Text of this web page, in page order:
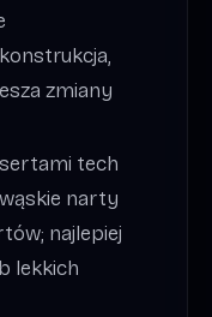
zmiany
tech
narty
najlepiej
lekkich